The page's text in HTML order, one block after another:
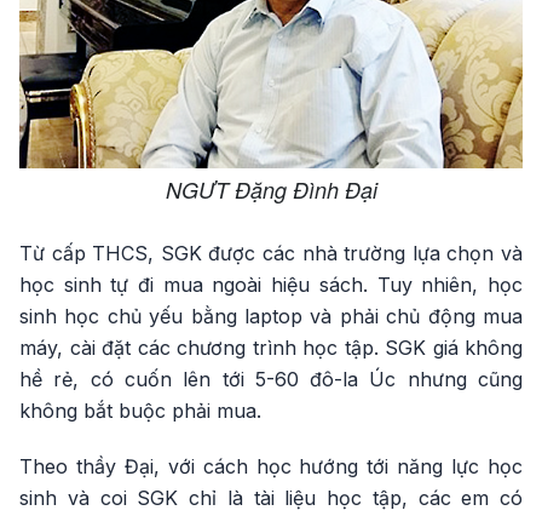
NGƯT Đặng Đình Đại
Từ cấp THCS, SGK được các nhà trường lựa chọn và
học sinh tự đi mua ngoài hiệu sách. Tuy nhiên, học
sinh học chủ yếu bằng laptop và phải chủ động mua
máy, cài đặt các chương trình học tập. SGK giá không
hề rẻ, có cuốn lên tới 5-60 đô-la Úc nhưng cũng
không bắt buộc phải mua.
Theo thầy Đại, với cách học hướng tới năng lực học
sinh và coi SGK chỉ là tài liệu học tập, các em có